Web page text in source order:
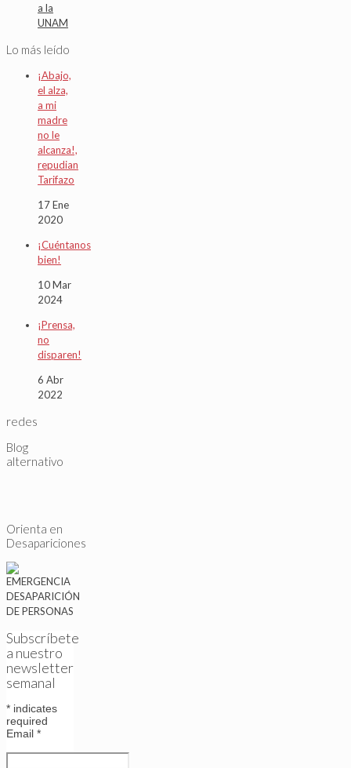
a la
UNAM
Lo más leído
¡Abajo,
el alza,
a mi
madre
no le
alcanza!,
repudian
Tarifazo
17 Ene
2020
¡Cuéntanos
bien!
10 Mar
2024
¡Prensa,
no
disparen!
6 Abr
2022
redes
Blog
alternativo
Orienta en
Desapariciones
Subscríbete
a nuestro
newsletter
semanal
* indicates
required
Email *